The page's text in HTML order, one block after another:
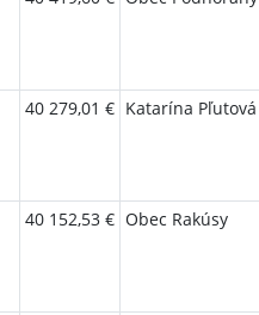
40 279,01 € Katarína Pľutová
40 152,53 € Obec Rakúsy